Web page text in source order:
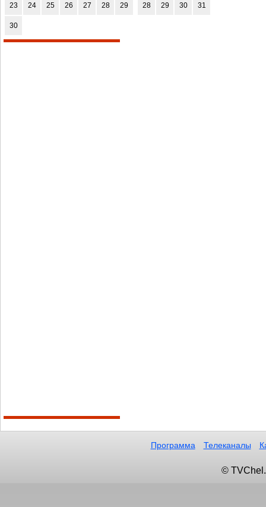
23 24 25 26 27 28 29
30
28 29 30 31
Программа Телеканалы
©